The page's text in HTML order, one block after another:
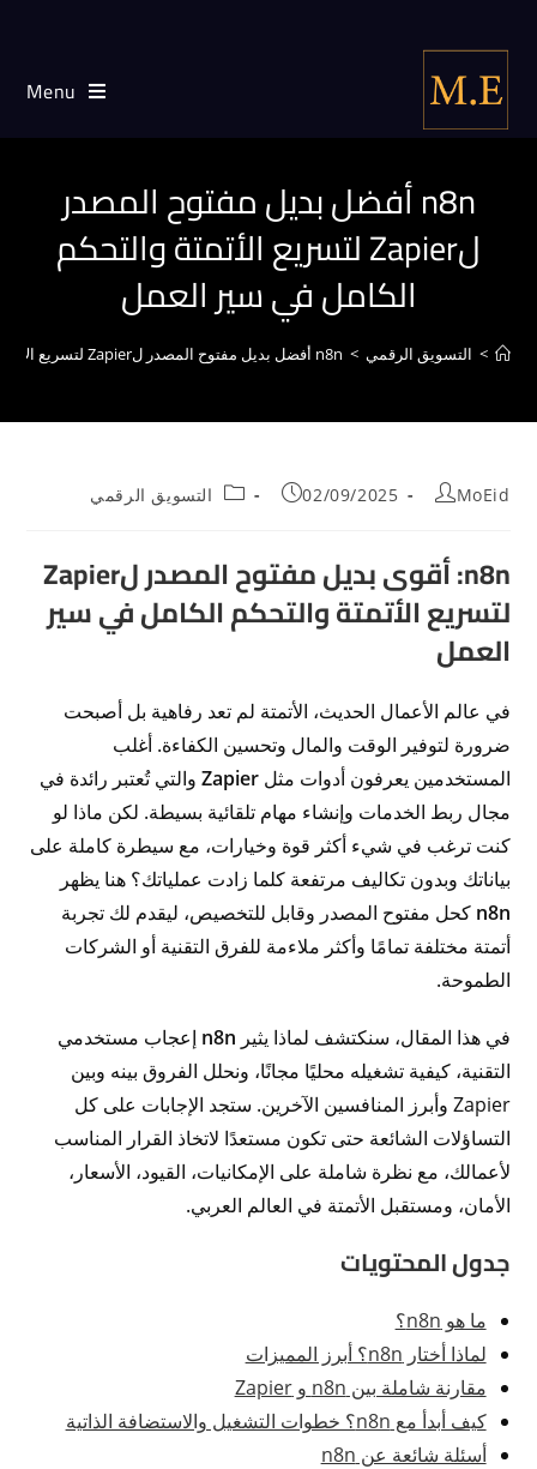
Menu
n8n أفضل بديل مفتوح المصدر
لZapier لتسريع الأتمتة والتحكم
الكامل في سير العمل
> التسويق الرقمي > n8n أفضل بديل مفتوح المصدر لZapier لتسريع الأتمتة والتحكم الكامل في سير العمل
MoEid
02/09/2025 التسويق الرقمي
n8n: أقوى بديل مفتوح المصدر لZapier
لتسريع الأتمتة والتحكم الكامل في سير
العمل
في عالم الأعمال الحديث، الأتمتة لم تعد رفاهية بل أصبحت
ضرورة لتوفير الوقت والمال وتحسين الكفاءة. أغلب
المستخدمين يعرفون أدوات مثلZapier والتي تُعتبر رائدة في
مجال ربط الخدمات وإنشاء مهام تلقائية بسيطة. لكن ماذا لو
كنت ترغب في شيء أكثر قوة وخيارات، مع سيطرة كاملة على
بياناتك وبدون تكاليف مرتفعة كلما زادت عملياتك؟ هنا يظهر
n8n كحل مفتوح المصدر وقابل للتخصيص، ليقدم لك تجربة
أتمتة مختلفة تمامًا وأكثر ملاءمة للفرق التقنية أو الشركات
الطموحة.
في هذا المقال، سنكتشف لماذا يثير n8n إعجاب مستخدمي
التقنية، كيفية تشغيله محليًا مجانًا، ونحلل الفروق بينه وبين
Zapier وأبرز المنافسين الآخرين. ستجد الإجابات على كل
التساؤلات الشائعة حتى تكون مستعدًا لاتخاذ القرار المناسب
لأعمالك، مع نظرة شاملة على الإمكانيات، القيود، الأسعار،
الأمان، ومستقبل الأتمتة في العالم العربي.
جدول المحتويات
ما هو n8n؟
لماذا أختار n8n؟ أبرز المميزات
مقارنة شاملة بين n8n و Zapier
كيف أبدأ مع n8n؟ خطوات التشغيل والاستضافة الذاتية
أسئلة شائعة عن n8n